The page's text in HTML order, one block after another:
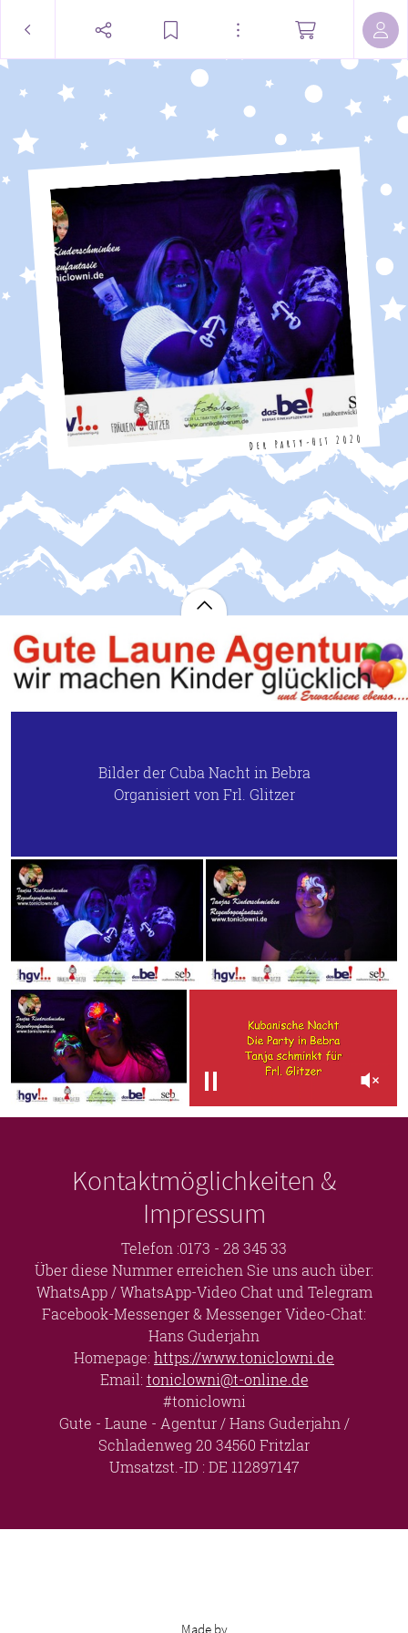
Der Party-Hit 2020
Bilder der Cuba Nacht in Bebra
Organisiert von Frl. Glitzer
Kontaktmöglichkeiten &
Impressum
Telefon :0173 - 28 345 33
Über diese Nummer erreichen Sie uns auch über:
WhatsApp / WhatsApp-Video Chat und Telegram
Facebook-Messenger & Messenger Video-Chat:
Hans Guderjahn
Homepage: https://www.toniclowni.de
Email: toniclowni@t-online.de
#toniclowni
Gute - Laune - Agentur / Hans Guderjahn /
Schladenweg 20 34560 Fritzlar
Umsatzst.-ID : DE 112897147
Made by